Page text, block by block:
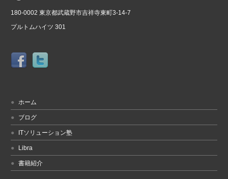
180-0002 東京都武蔵野市吉祥寺東町3-14-7
プルトムハイツ 301
ホーム
ブログ
ITソリューション塾
Libra
書籍紹介